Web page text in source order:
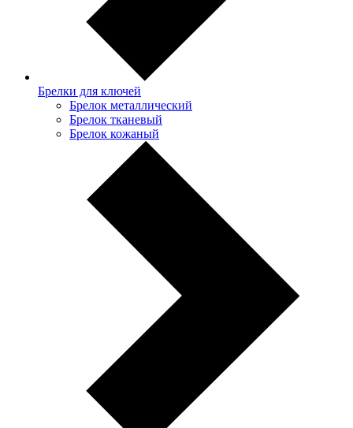
Брелки для ключей
Брелок металлический
Брелок тканевый
Брелок кожаный